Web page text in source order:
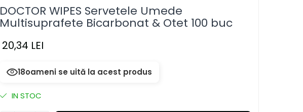
DOCTOR WIPES Servetele Umede
Multisuprafete Bicarbonat & Otet 100 buc
20,34 LEI
18oameni se uită la acest produs
IN STOC